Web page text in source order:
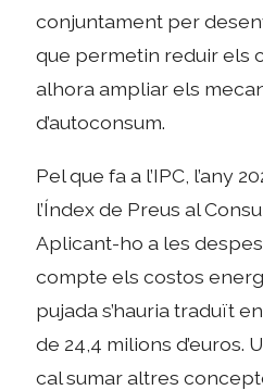
conjuntament per
que permetin reduir els
alhora ampliar els
d’autoconsum.
Pel que fa a l’IPC, l’any
l’Índex de Preus al
Aplicant-ho a les
compte els costos
pujada s’hauria traduït
de 24,4 milions d’euros.
cal sumar altres